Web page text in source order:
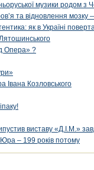
музики родом з
та відновлення мозку
як в Україні
Опера» ?
Івана Козловського
виставу «Д.І.М.»
– 199 років потому